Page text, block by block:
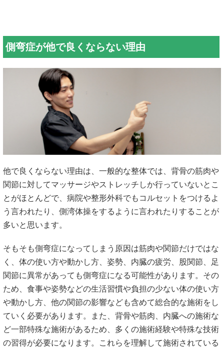
側弯症が他で良くならない理由
他で良くならない理由は、一般的な整体では、背骨の筋肉や
関節に対してマッサージやストレッチしか行っていないとこ
とがほとんどで、病院や整形外科でもコルセットをつけるよ
う言われたり、側湾体操をするように言われたりすることが
多いと思います。
そもそも側弯症になってしまう原因は筋肉や関節だけではな
く、体の使い方や動かし方、姿勢、内臓の疲労、股関節、足
関節に異常があっても側弯症になる可能性があります。その
ため、食事や姿勢などの生活習慣や負担の少ない体の使い方
や動かし方、他の関節の影響なども含めて総合的な施術をし
ていく必要があります。また、背骨や筋肉、内臓への施術な
ど一部特殊な施術があるため、多くの施術経験や特殊な技術
の習得が必要になります。これらを理解して施術されている